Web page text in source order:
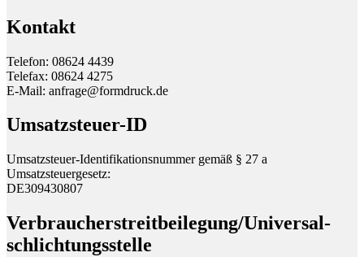
Kontakt
Telefon: 08624 4439
Telefax: 08624 4275
E-Mail: anfrage@formdruck.de
Umsatzsteuer-ID
Umsatzsteuer-Identifikationsnummer gemäß § 27 a
Umsatzsteuergesetz:
DE309430807
Verbraucher­streit­beilegung/Universal­
schlichtungs­stelle